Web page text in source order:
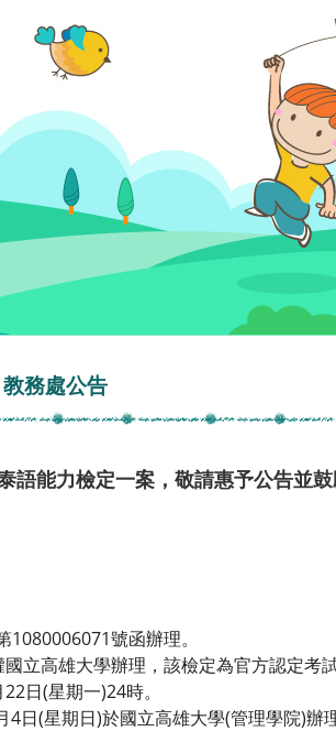
教務處公告
能力檢定一案，敬請惠予公告並鼓
號函辦理。
立高雄大學辦理，該檢定為官方認定考
日(星期一)24時。
日(星期日)於國立高雄大學(管理學院)辦理